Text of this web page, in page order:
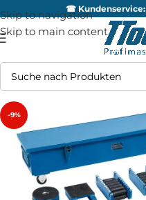
Skip to navigation
Skip to main content
☎ Kundenservice:
-9%